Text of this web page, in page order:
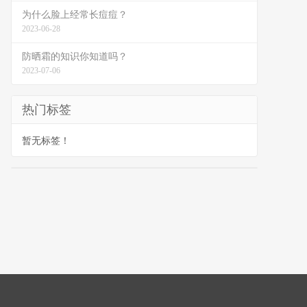
为什么脸上经常长痘痘？
2023-06-28
防晒霜的知识你知道吗？
2023-07-06
热门标签
暂无标签！